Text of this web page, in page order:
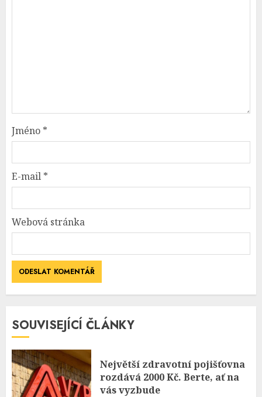
Jméno *
E-mail *
Webová stránka
SOUVISEJÍCÍ ČLÁNKY
Největší zdravotní pojišťovna
rozdává 2000 Kč. Berte, ať na
vás vyzbude